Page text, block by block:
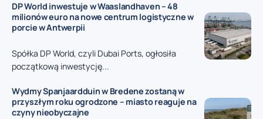
DP World inwestuje w Waaslandhaven – 48
milionów euro na nowe centrum logistyczne w
porcie w Antwerpii
Spółka DP World, czyli Dubai Ports, ogłosiła
początkową inwestycję...
Wydmy Spanjaardduin w Bredene zostaną w
przyszłym roku ogrodzone – miasto reaguje na
czyny nieobyczajne